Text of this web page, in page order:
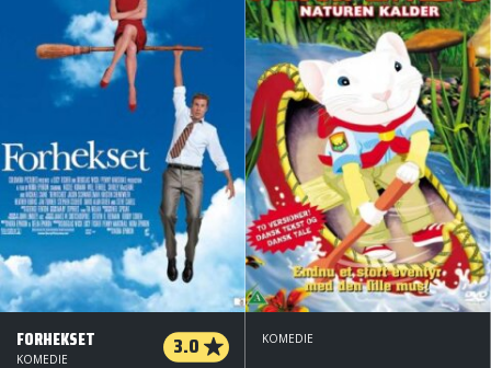
FORHEKSET 3.0
KOMEDIE
KOMEDIE